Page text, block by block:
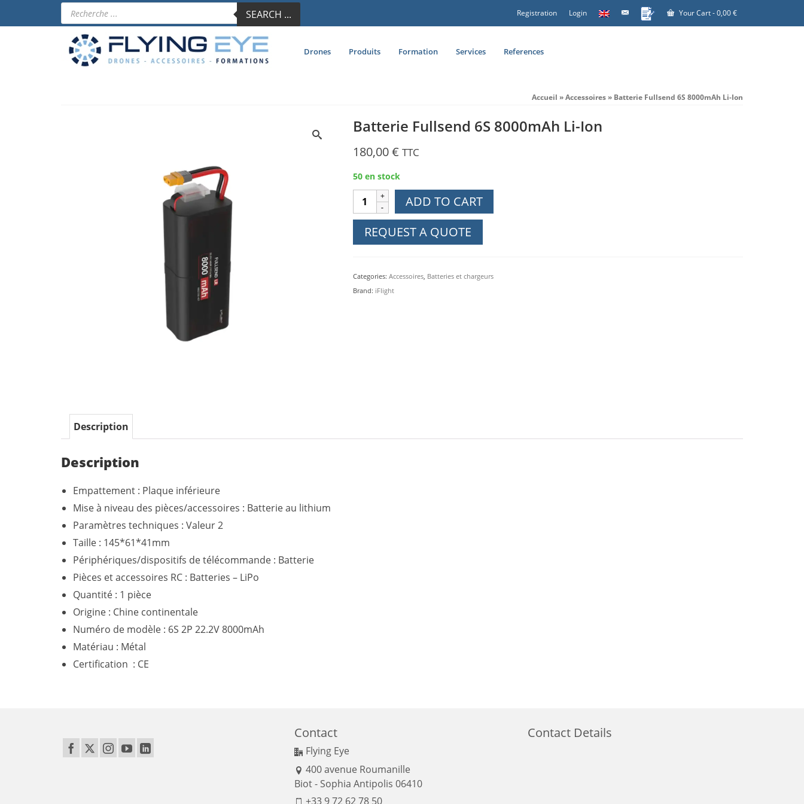
Registration Login Your Cart-0,00€
Products
search SEARCH ...
Drones Produits Formation Services References
Accueil »Accessoires» Batterie Fullsend 6S 8000mAh Li-Ion
Batterie Fullsend 6S 8000mAh Li-Ion
180,00€ TTC
50 en stock
Batterie
Fullsend
8000mAh
quantity
ADD TO CART
REQUEST A QUOTE
Categories: Accessoires, Batteries et chargeurs
Brand: iFlight
Description
Description
Empattement : Plaque inférieure
Mise à niveau des pièces/accessoires : Batterie au lithium
Paramètres techniques : Valeur 2
Taille : 145*61*41mm
Périphériques/dispositifs de télécommande : Batterie
Pièces et accessoires RC : Batteries – LiPo
Quantité : 1 pièce
Origine : Chine continentale
Numéro de modèle : 6S 2P 22.2V 8000mAh
Matériau : Métal
Certification : CE
Contact
Flying Eye
400 avenue Roumanille
Biot - Sophia Antipolis 06410
+33 9 72 62 78 50
Contact Details